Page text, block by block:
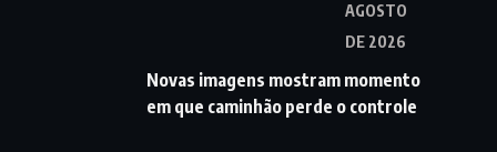
AGOSTO
DE 2026
Novas imagens mostram momento
em que caminhão perde o controle